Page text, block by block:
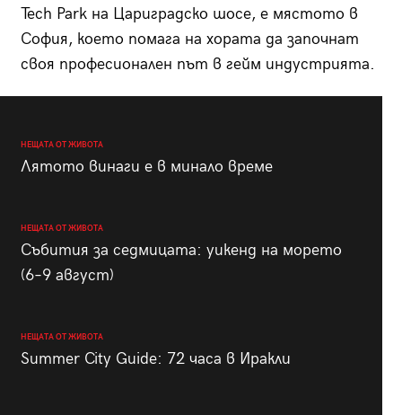
Tech Park на Цариградско шосе, е мястото в
София, което помага на хората да започнат
своя професионален път в гейм индустрията.
НЕЩАТА ОТ ЖИВОТА
Лятото винаги е в минало време
НЕЩАТА ОТ ЖИВОТА
Събития за седмицата: уикенд на морето
(6–9 август)
НЕЩАТА ОТ ЖИВОТА
Summer City Guide: 72 часа в Иракли